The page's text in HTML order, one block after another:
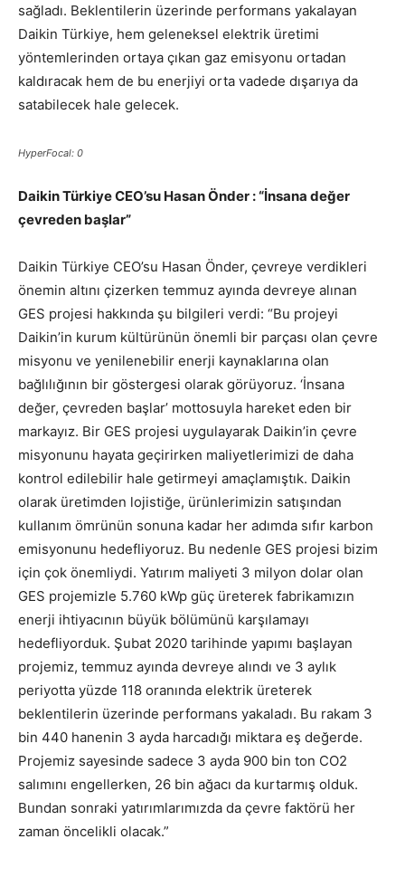
sağladı. Beklentilerin üzerinde performans yakalayan
Daikin Türkiye, hem geleneksel elektrik üretimi
yöntemlerinden ortaya çıkan gaz emisyonu ortadan
kaldıracak hem de bu enerjiyi orta vadede dışarıya da
satabilecek hale gelecek.
HyperFocal: 0
Daikin Türkiye CEO’su Hasan Önder : “İnsana değer
çevreden başlar”
Daikin Türkiye CEO’su Hasan Önder, çevreye verdikleri
önemin altını çizerken temmuz ayında devreye alınan
GES projesi hakkında şu bilgileri verdi: “Bu projeyi
Daikin’in kurum kültürünün önemli bir parçası olan çevre
misyonu ve yenilenebilir enerji kaynaklarına olan
bağlılığının bir göstergesi olarak görüyoruz. ‘İnsana
değer, çevreden başlar’ mottosuyla hareket eden bir
markayız. Bir GES projesi uygulayarak Daikin’in çevre
misyonunu hayata geçirirken maliyetlerimizi de daha
kontrol edilebilir hale getirmeyi amaçlamıştık. Daikin
olarak üretimden lojistiğe, ürünlerimizin satışından
kullanım ömrünün sonuna kadar her adımda sıfır karbon
emisyonunu hedefliyoruz. Bu nedenle GES projesi bizim
için çok önemliydi. Yatırım maliyeti 3 milyon dolar olan
GES projemizle 5.760 kWp güç üreterek fabrikamızın
enerji ihtiyacının büyük bölümünü karşılamayı
hedefliyorduk. Şubat 2020 tarihinde yapımı başlayan
projemiz, temmuz ayında devreye alındı ve 3 aylık
periyotta yüzde 118 oranında elektrik üreterek
beklentilerin üzerinde performans yakaladı. Bu rakam 3
bin 440 hanenin 3 ayda harcadığı miktara eş değerde.
Projemiz sayesinde sadece 3 ayda 900 bin ton CO2
salımını engellerken, 26 bin ağacı da kurtarmış olduk.
Bundan sonraki yatırımlarımızda da çevre faktörü her
zaman öncelikli olacak.”